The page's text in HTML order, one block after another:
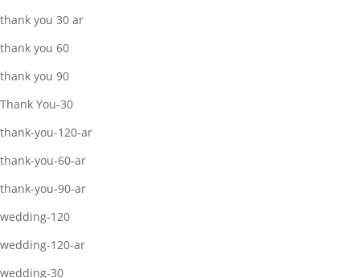
thank you 30 ar
thank you 60
thank you 90
Thank You-30
thank-you-120-ar
thank-you-60-ar
thank-you-90-ar
wedding-120
wedding-120-ar
wedding-30